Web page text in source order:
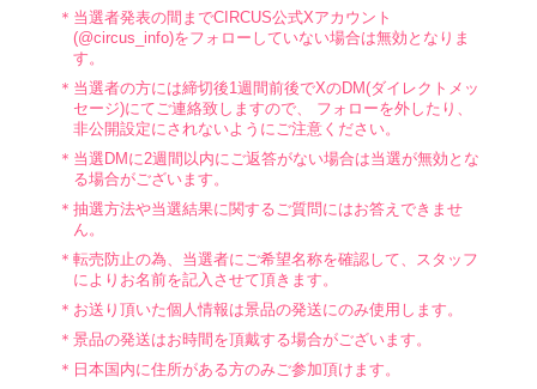
当選者発表の間までCIRCUS公式Xアカウント
(@circus_info)をフォローしていない場合は無効となりま
す。
当選者の方には締切後1週間前後でXのDM(ダイレクトメッ
セージ)にてご連絡致しますので、 フォローを外したり、
非公開設定にされないようにご注意ください。
当選DMに2週間以内にご返答がない場合は当選が無効とな
る場合がございます。
抽選方法や当選結果に関するご質問にはお答えできませ
ん。
転売防止の為、当選者にご希望名称を確認して、スタッフ
によりお名前を記入させて頂きます。
お送り頂いた個人情報は景品の発送にのみ使用します。
景品の発送はお時間を頂戴する場合がございます。
日本国内に住所がある方のみご参加頂けます。